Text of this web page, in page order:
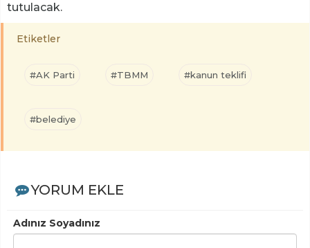
tutulacak.
Etiketler
#AK Parti #TBMM #kanun teklifi
#belediye
YORUM EKLE
Adınız Soyadınız